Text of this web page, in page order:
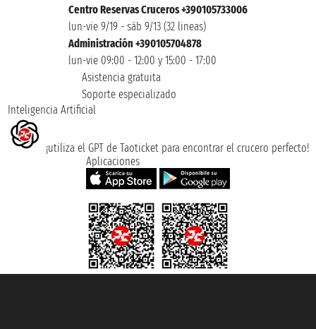
Centro Reservas Cruceros +390105733006
lun-vie 9/19 - sáb 9/13 (32 lineas)
Administración +390105704878
lun-vie 09:00 - 12:00 y 15:00 - 17:00
Asistencia gratuita
Soporte especializado
Inteligencia Artificial
¡utiliza el GPT de Taoticket para encontrar el crucero perfecto!
Aplicaciones